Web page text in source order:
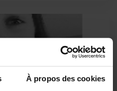
À propos des cookies